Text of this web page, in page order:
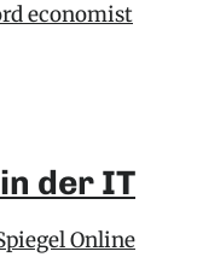
economist
der IT
Online